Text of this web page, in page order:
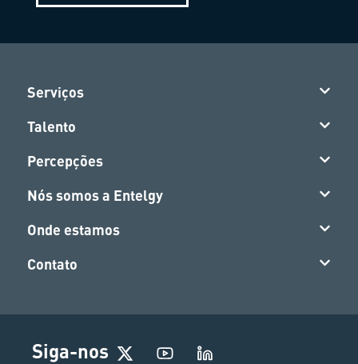
Serviços
Talento
Percepções
Nós somos a Entelgy
Onde estamos
Contato
Siga-nos